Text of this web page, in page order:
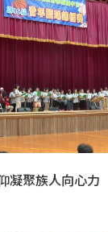
凝聚族人向心力